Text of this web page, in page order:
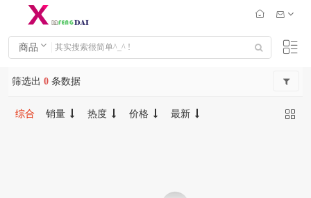
商品
筛选出 0 条数据
综合 销量 热度 价格 最新